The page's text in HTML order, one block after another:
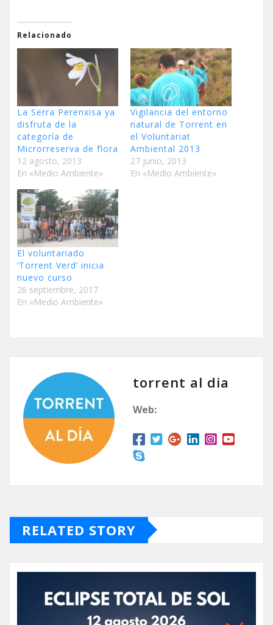
Relacionado
La Serra Perenxisa ya
disfruta de la
categoría de
Microrreserva de flora
12 agosto, 2013
En «Medio Ambiente»
Vigilancia del entorno
natural de Torrent en
el Voluntariat
Ambiental 2013
27 junio, 2013
En «Medio Ambiente»
El voluntariado
‘Torrent Verd’ inicia
nuevo curso
26 septiembre, 2017
En «Medio Ambiente»
torrent al dia
Web:
RELATED STORY